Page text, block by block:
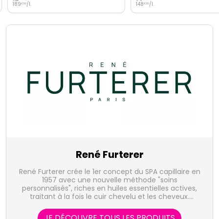
189€50/l. 148€00/l.
René Furterer
René Furterer crée le 1er concept du SPA capillaire en
1957 avec une nouvelle méthode "soins
personnalisés", riches en huiles essentielles actives,
traitant à la fois le cuir chevelu et les cheveux.
Pierre Fabre, René Furterer développe des produits